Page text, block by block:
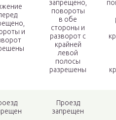
и
запрещено,
повороты
в обе
стороны и
разворот с
крайней
левой
полосы
разрешены
Проезд
запрещен